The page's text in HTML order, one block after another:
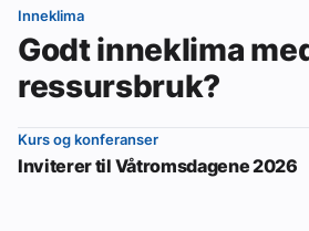
Inneklima
Godt inneklima
ressursbruk?
Kurs og konferanser
Inviterer til Våtromsdagene 2026